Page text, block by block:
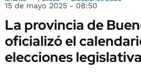
15 de mayo 2025 - 08:50
La provincia de
oficializó el
elecciones